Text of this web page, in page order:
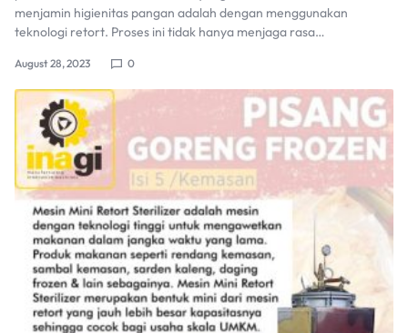
menjamin higienitas pangan adalah dengan menggunakan
teknologi retort. Proses ini tidak hanya menjaga rasa…
August 28, 2023 0